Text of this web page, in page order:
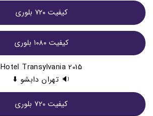
کيفيت ۷۲۰ بلوری
کيفيت ۱۰۸۰ بلوری
Hotel Transylvania 2015
🔉 تهران دابشو ⬇️
کیفیت 720 بلوری